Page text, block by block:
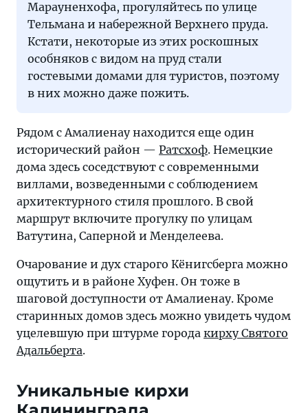
Марауненхофа, прогуляйтесь по улице
Тельмана и набережной Верхнего пруда.
Кстати, некоторые из этих роскошных
особняков с видом на пруд стали
гостевыми домами для туристов, поэтому
в них можно даже пожить.
Рядом с Амалиенау находится еще один
исторический район — Ратсхоф. Немецкие
дома здесь соседствуют с современными
виллами, возведенными с соблюдением
архитектурного стиля прошлого. В свой
маршрут включите прогулку по улицам
Ватутина, Саперной и Менделеева.
Очарование и дух старого Кёнигсберга можно
ощутить и в районе Хуфен. Он тоже в
шаговой доступности от Амалиенау. Кроме
старинных домов здесь можно увидеть чудом
уцелевшую при штурме города кирху Святого
Адальберта.
Уникальные кирхи